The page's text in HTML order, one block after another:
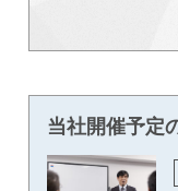
当社開催予定